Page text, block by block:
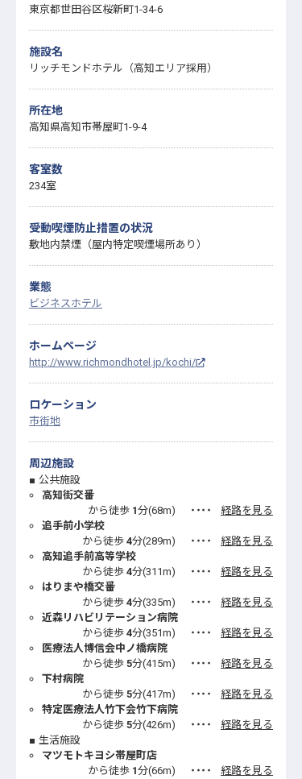
東京都世田谷区桜新町1-34-6
施設名
リッチモンドホテル（高知エリア採用）
所在地
高知県高知市帯屋町1-9-4
客室数
234室
受動喫煙防止措置の状況
敷地内禁煙（屋内特定喫煙場所あり）
業態
ビジネスホテル
ホームページ
http://www.richmondhotel.jp/kochi/
ロケーション
市街地
周辺施設
公共施設
高知街交番
から徒歩 1分(68m) ・・・・
経路を見る
追手前小学校
から徒歩 4分(289m) ・・・・
経路を見る
高知追手前高等学校
から徒歩 4分(311m) ・・・・
経路を見る
はりまや橋交番
から徒歩 4分(335m) ・・・・
経路を見る
近森リハビリテーション病院
から徒歩 4分(351m) ・・・・
経路を見る
医療法人博信会中ノ橋病院
から徒歩 5分(415m) ・・・・
経路を見る
下村病院
から徒歩 5分(417m) ・・・・
経路を見る
特定医療法人竹下会竹下病院
から徒歩 5分(426m) ・・・・
経路を見る
生活施設
マツモトキヨシ帯屋町店
から徒歩 1分(66m) ・・・・
経路を見る